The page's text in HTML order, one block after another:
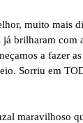
muito mais
brilharam com
a fazer
Sorriu em
maravilhoso